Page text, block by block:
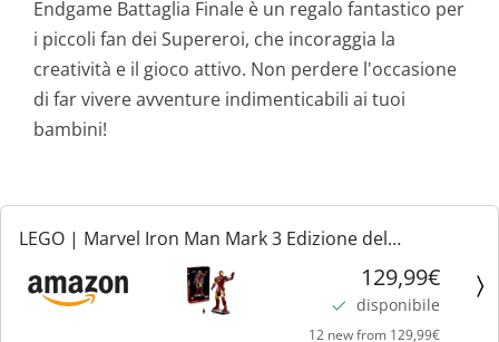
Endgame Battaglia Finale è un regalo fantastico per
i piccoli fan dei Supereroi, che incoraggia la
creatività e il gioco attivo. Non perdere l'occasione
di far vivere avventure indimenticabili ai tuoi
bambini!
LEGO | Marvel Iron Man Mark 3 Edizione del
Collezionista - Kit di Modellismo Action Figure
Avengers da Esposizione per Adulti - con Minifigure e
129,99€
disponibile
12 new from 129,99€